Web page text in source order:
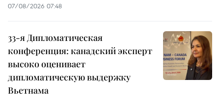
07/08/2026 07:48
33-я Дипломатическая
конференция: канадский эксперт
высоко оценивает
дипломатическую выдержку
Вьетнама